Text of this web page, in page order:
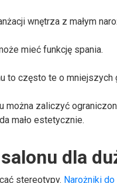
wnętrza z małym
mieć funkcję spania.
to często te o mniejszych
można zaliczyć
mało estetycznie.
dla
stereotypy. Narożniki